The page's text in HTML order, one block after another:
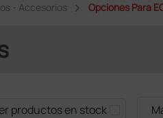
- Accesorios Opciones Para
productos en stock